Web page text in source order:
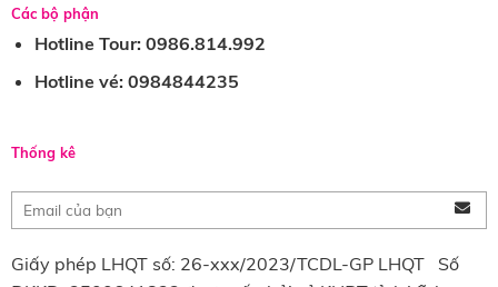
Các bộ phận
Hotline Tour: 0986.814.992
Hotline vé: 0984844235
Thống kê
Giấy phép LHQT số: 26-xxx/2023/TCDL-GP LHQT Số